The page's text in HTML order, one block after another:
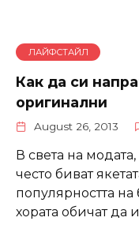
ЛАЙФСТАЙЛ
Как да си
оригинални
August 26, 2013
В света на
често биват
популярността
хората обичат да